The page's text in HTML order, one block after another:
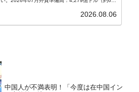
2026.08.06
中国人が不満表明！「今度は在中国イン